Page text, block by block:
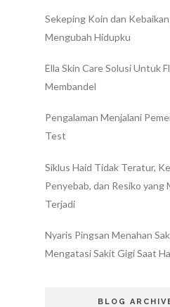
Sekeping Koin dan
Mengubah Hidupku
Ella Skin Care Solusi Untuk
Membandel
Pengalaman Menjalani
Test
Siklus Haid Tidak Teratur,
Penyebab, dan Resiko yang
Terjadi
Nyaris Pingsan Menahan
Mengatasi Sakit Gigi Saat
BLOG